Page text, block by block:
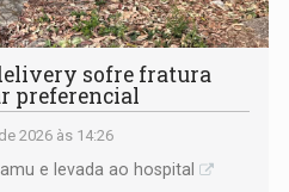
sofre fratura
preferencial
2026 às 14:26
e levada ao hospital